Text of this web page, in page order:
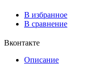
В избранное
В сравнение
Вконтакте
Описание